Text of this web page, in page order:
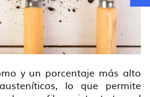
y un porcentaje más alto
lo que permite